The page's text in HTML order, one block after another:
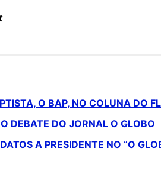
O BAP, NO COLUNA DO
DEBATE DO JORNAL O GLOBO
A PRESIDENTE NO “O